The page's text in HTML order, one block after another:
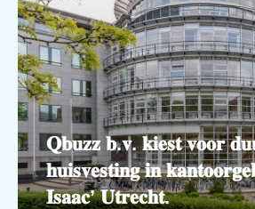
𝐐𝐛𝐮𝐳𝐳 𝐛.𝐯. 𝐤𝐢𝐞𝐬𝐭 𝐯𝐨𝐨𝐫
𝐡𝐮𝐢𝐬𝐯𝐞𝐬𝐭𝐢𝐧𝐠 𝐢𝐧
𝐈𝐬𝐚𝐚𝐜’ 𝐔𝐭𝐫𝐞𝐜𝐡𝐭.